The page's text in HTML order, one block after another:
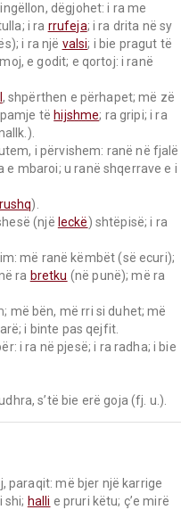
dëgjohet: i ra me
i ra rrufeja; i ra drita në sy
i ra një valsi; i bie pragut të
e godit; e qortoj: i ranë
, shpërthen e përhapet; më zë
të hijshme; ra gripi; i ra
e mbaroi; u ranë shqerrave e i
).
(një leckë) shtëpisë; i ra
më ranë këmbët (së ecuri);
ra bretku (në punë); më ra
më bën, më rri si duhet; më
i binte pas qejfit.
s’të bie erë goja (fj. u.).
shi; halli e pruri këtu; ç’e mirë